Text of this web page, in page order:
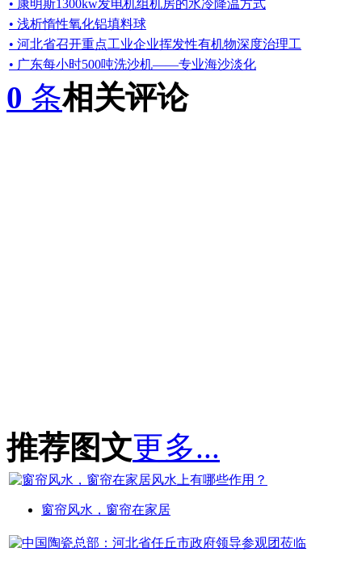
• 康明斯1300kw发电机组机房的水冷降温方式
• 浅析惰性氧化铝填料球
• 河北省召开重点工业企业挥发性有机物深度治理工
• 广东每小时500吨洗沙机——专业海沙淡化
0 条相关评论
推荐图文更多...
窗帘风水，窗帘在家居